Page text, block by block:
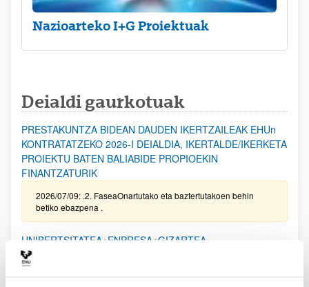
Nazioarteko I+G Proiektuak
Deialdi gaurkotuak
PRESTAKUNTZA BIDEAN DAUDEN IKERTZAILEAK EHUn
KONTRATATZEKO 2026-I DEIALDIA, IKERTALDE/IKERKETA
PROIEKTU BATEN BALIABIDE PROPIOEKIN
FINANTZATURIK
2026/07/09: .2. FaseaOnartutako eta baztertutakoen behin
betiko ebazpena .
UNIBERTSITATEA+ENPRESA+GIZARTEA
HARREMANAREN INPAKTUA EX POST EBALUATZEKO
PROIEKTUEN DEIALDIA